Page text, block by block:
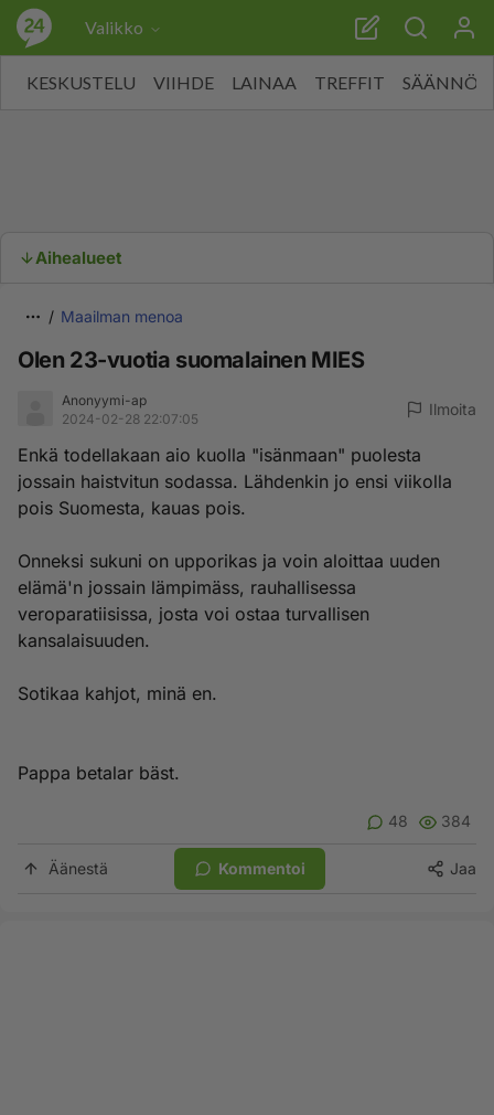
Valikko
KESKUSTELU VIIHDE LAINAA TREFFIT SÄÄNNÖT
Aihealueet
Maailman menoa
Olen 23-vuotia suomalainen MIES
Anonyymi-ap
2024-02-28 22:07:05
Ilmoita
Enkä todellakaan aio kuolla "isänmaan" puolesta
jossain haistvitun sodassa. Lähdenkin jo ensi viikolla
pois Suomesta, kauas pois.
Onneksi sukuni on upporikas ja voin aloittaa uuden
elämä'n jossain lämpimäss, rauhallisessa
veroparatiisissa, josta voi ostaa turvallisen
kansalaisuuden.
Sotikaa kahjot, minä en.
Pappa betalar bäst.
48 384
Äänestä Kommentoi Jaa